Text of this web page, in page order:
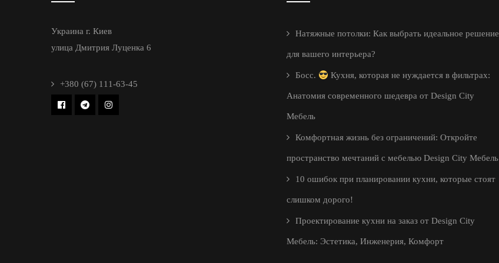
Украина г. Киев
улица Дмитрия Луценка 6
+380 (67) 111-63-45
Натяжные потолки: Как выбрать идеальное решение
для вашего интерьера?
Босс. Кухня, которая не нуждается в фильтрах:
Анатомия современного шедевра от Design City
Мебель
Комфортная жизнь без ограничений: Откройте
пространство мечтаний с мебелью Design City Мебель
10 ошибок при планировании кухни, которые стоят
слишком дорого!
Проектирование кухни на заказ от Design City
Мебель: Эстетика, Инженерия, Комфорт